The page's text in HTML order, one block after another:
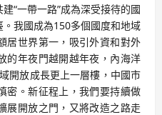
“一帶一路”成為深受接待的國
我國成為150多個國度和地域
居世界第一，吸引外資和對外
的年夜門越開越年夜，內海洋
開放成長更上一層樓，中國市
密。新征程上，我們要持續做
展開放之門，又將改造之路走